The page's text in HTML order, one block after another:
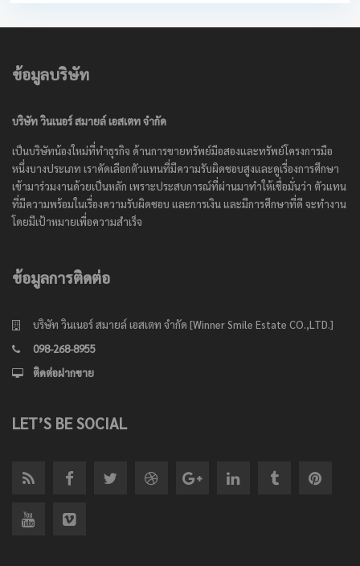
ข้อมูลบริษัท
บริษัท วินเนอร์ สมายล์ เอสเตท จำกัด
เป็นบริษัทน้องใหม่ที่ทำธุรกิจ ด้านการขายทรัพย์มือสองและทรัพย์โครงการมือ
หนึ่งบางประเภท เราคัดเลือกตัวแทนที่มีความรับผิดชอบสูงและดูเรื่องการศึกษา
เข้ามาร่วมงานด้วยเป็นหลัก เพราะประสบการณ์ที่ผ่านมาทำให้เชื่อมั่นว่า ตัวแทน
ที่มีความพร้อมในเรื่องความรับผิดชอบ และการเงิน และมีการศึกษาที่ดี จะทำงาน
โดยมีเป้าหมายเพื่อความสำเร็จ
ข้อมูลการติดต่อ
บริษัท วินเนอร์ สมายล์ เอสเตท จำกัด [Winner Smile Estate CO.,LTD.]
098-268-8955
ติดต่อฝากขาย
LET’S BE SOCIAL